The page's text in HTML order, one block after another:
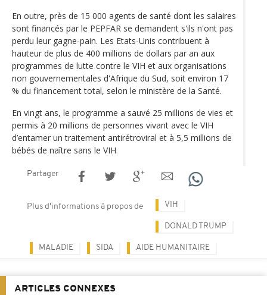
En outre, près de 15 000 agents de santé dont les salaires
sont financés par le PEPFAR se demandent s'ils n'ont pas
perdu leur gagne-pain. Les Etats-Unis contribuent à
hauteur de plus de 400 millions de dollars par an aux
programmes de lutte contre le VIH et aux organisations
non gouvernementales d'Afrique du Sud, soit environ 17
% du financement total, selon le ministère de la Santé.
En vingt ans, le programme a sauvé 25 millions de vies et
permis à 20 millions de personnes vivant avec le VIH
d’entamer un traitement antirétroviral et à 5,5 millions de
bébés de naître sans le VIH
Partager
Plus d'informations à propos de VIH
DONALD TRUMP
MALADIE SIDA AIDE HUMANITAIRE
ARTICLES CONNEXES